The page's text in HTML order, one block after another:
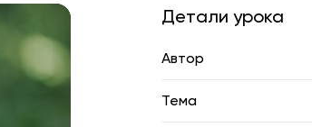
Детали урока
Автор
Тема